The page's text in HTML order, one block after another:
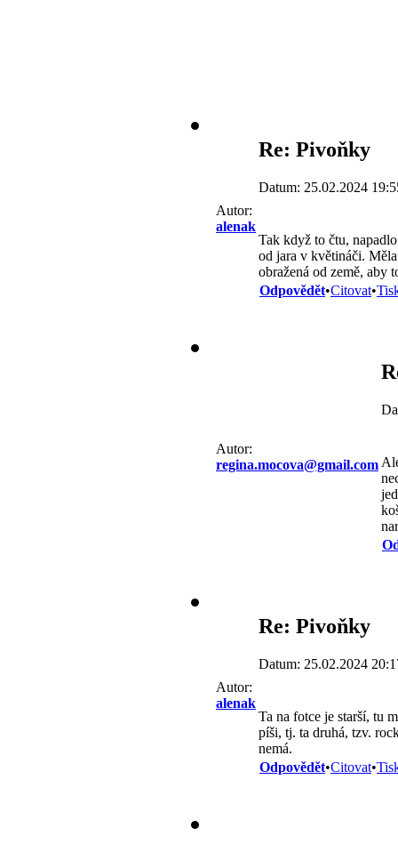
Autor:
alenak
Re: Pivoňky
Datum: 25.02.2024
Tak když to čtu,
od jara v květináči.
obražená od země, aby
Odpovědět•Citovat•
Autor:
regina.mocova@gmail.com
Autor:
alenak
Re: Pivoňky
Datum: 25.02.2024
Ta na fotce je starší, tu
píši, tj. ta druhá, tzv.
nemá.
Odpovědět•Citovat•